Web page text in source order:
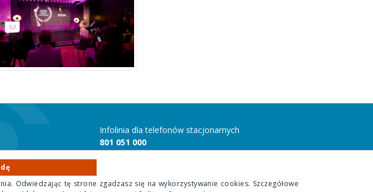
70 1140 1010
Infolinia dla telefonów stacjonarnych
801 051 000
Infolinia dla telefonów komórkowych
Odwiedzając tę strone zgadzasz się na wykorzystywanie cookies. Szczegółowe